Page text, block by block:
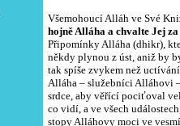
Všemohoucí Alláh ve Své
hojně Alláha a chvalte Jej
Připomínky Alláha (dhikr),
někdy plynou z úst, aniž by
tak spíše zvykem než
Alláha – služebníci Alláhovi
srdce, aby věřící pociťoval
co vidí, a ve všech
stopy Alláhovy moci ve